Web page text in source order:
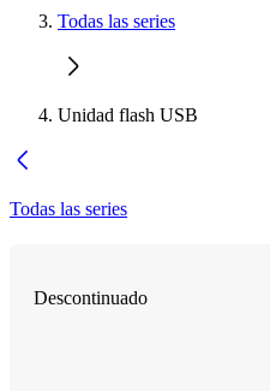
Todas las series
Unidad flash USB
Todas las series
Descontinuado